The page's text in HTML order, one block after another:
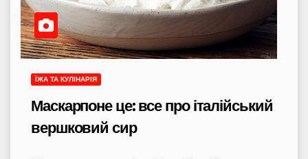
ЇЖА ТА КУЛІНАРІЯ
Маскарпоне це: все про італійський
вершковий сир